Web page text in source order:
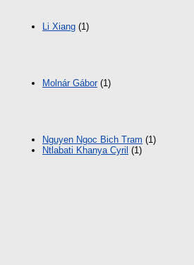
Li Xiang (1)
Molnár Gábor(1)
Nguyen Ngoc Bich Tram (1)
Ntlabati Khanya Cyril (1)